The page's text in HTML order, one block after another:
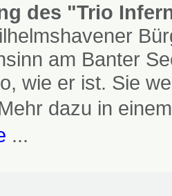
des "Trio
am Banter
wie er ist. Sie
dazu in
...